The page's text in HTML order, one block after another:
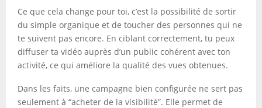
Ce que cela change pour toi, c’est la possibilité de sortir
du simple organique et de toucher des personnes qui ne
te suivent pas encore. En ciblant correctement, tu peux
diffuser ta vidéo auprès d’un public cohérent avec ton
activité, ce qui améliore la qualité des vues obtenues.
Dans les faits, une campagne bien configurée ne sert pas
seulement à “acheter de la visibilité”. Elle permet de